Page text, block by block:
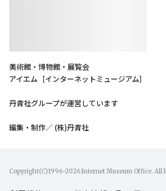
美術館・博物館・展覧会
アイエム［インターネットミュージアム］
丹青社グループが運営しています
編集・制作／ (株)丹青社
Copyright(C)1996-2026 Internet Museum Office. All